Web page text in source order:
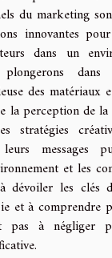
du marketing
innovantes
dans un
dans
des matériaux
la perception de la
stratégies
messages
et les
dévoiler les clés
et à comprendre
pas à négliger